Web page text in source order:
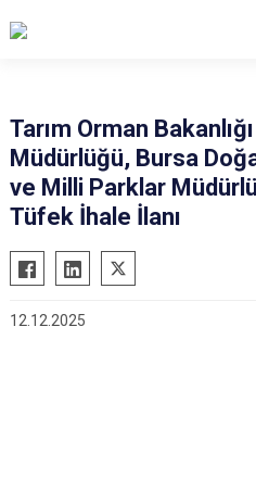
Büyükorhan
Gemlik
Harmancık
Tarım Orman
Müdürlüğü, Bursa
ve Milli Parklar
Tüfek İhale İlanı
12.12.2025